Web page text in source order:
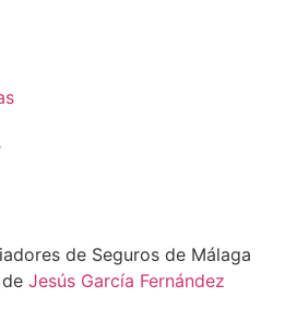
de Seguros de Málaga
Jesús García Fernández